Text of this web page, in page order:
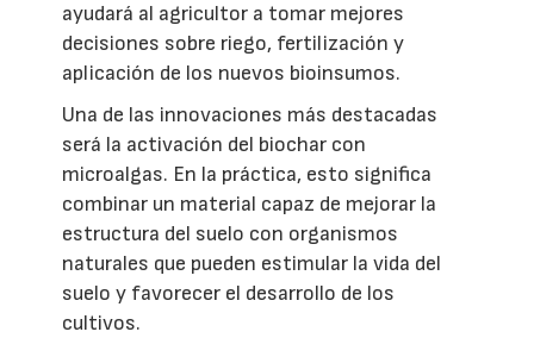
ayudará al agricultor a tomar mejores
decisiones sobre riego, fertilización y
aplicación de los nuevos bioinsumos.
Una de las innovaciones más destacadas
será la activación del biochar con
microalgas. En la práctica, esto significa
combinar un material capaz de mejorar la
estructura del suelo con organismos
naturales que pueden estimular la vida del
suelo y favorecer el desarrollo de los
cultivos.